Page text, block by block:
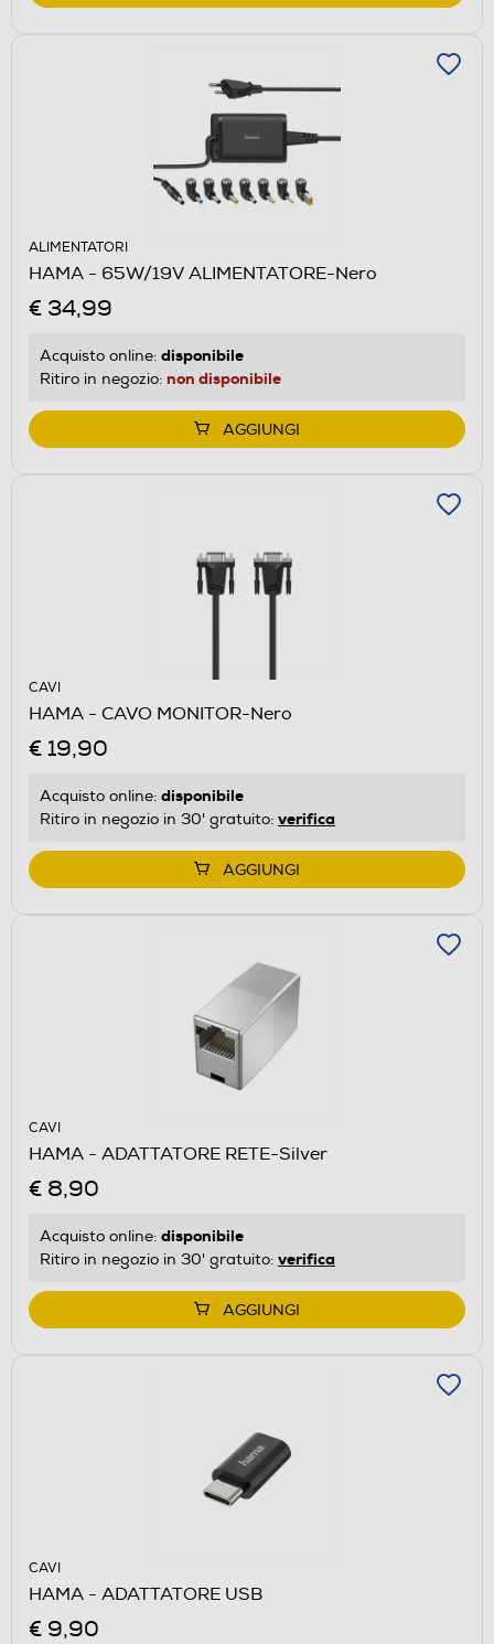
ALIMENTATORI
HAMA - 65W/19V ALIMENTATORE-Nero
€ 34,99
Acquisto online: disponibile
Ritiro in negozio: non disponibile
AGGIUNGI
CAVI
HAMA - CAVO MONITOR-Nero
€ 19,90
Acquisto online: disponibile
Ritiro in negozio in 30' gratuito: verifica
AGGIUNGI
CAVI
HAMA - ADATTATORE RETE-Silver
€ 8,90
Acquisto online: disponibile
Ritiro in negozio in 30' gratuito: verifica
AGGIUNGI
CAVI
HAMA - ADATTATORE USB
€ 9,90